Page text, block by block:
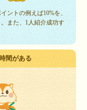
ントの例えば10%を、
また、1人紹介成功す
間がある